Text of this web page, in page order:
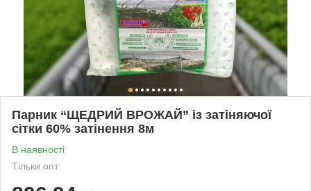
Парник “ЩЕДРИЙ ВРОЖАЙ” із затіняючої
сітки 60% затінення 8м
В наявності
Тільки опт